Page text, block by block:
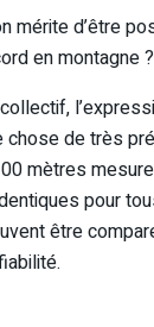
mérite d’être
en montagne ?
chose de très
mètres
pour
être